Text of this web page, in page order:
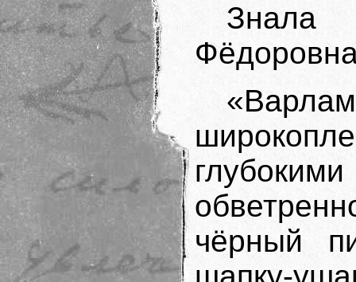
Знала
чёрный